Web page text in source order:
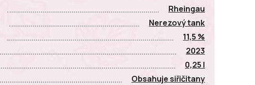
Rheingau
Nerezový tank
11,5 %
2023
0,25 l
Obsahuje siřičitany